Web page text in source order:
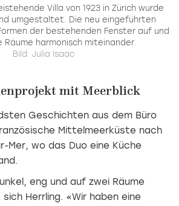
Villa von 1923 in Zürich wurde
umgestaltet. Die neu eingeführten
der bestehenden Fenster auf und
Räume harmonisch miteinander.
Bild: Julia Isaac
mit Meerblick
Geschichten aus dem Büro
Mittelmeerküste nach
Mer, wo das Duo eine Küche
eng und auf zwei Räume
Herrling. «Wir haben eine